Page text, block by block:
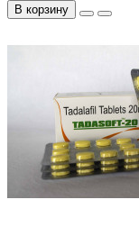
В корзину